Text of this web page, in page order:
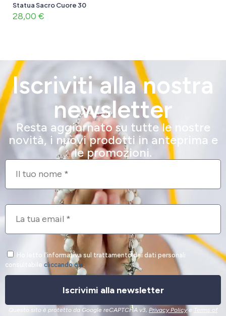
Statua Sacro Cuore 30
28,00 €
Iscriviti alla nostra
newsletter
Resta aggiornato su tutte le nostre
novità, i nuovi prodotti in anteprima e
le promozioni.
Ho letto l'informativa sul trattamento dei dati personali
consultabile cliccando qui.
Iscrivimi alla newsletter
Questo sito è protetto da Google reCAPTCHA v3, Privacy Policye Terms of